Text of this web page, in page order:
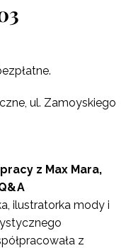
ul. Zamoyskiego
z Max Mara,
ilustratorka mody i
z